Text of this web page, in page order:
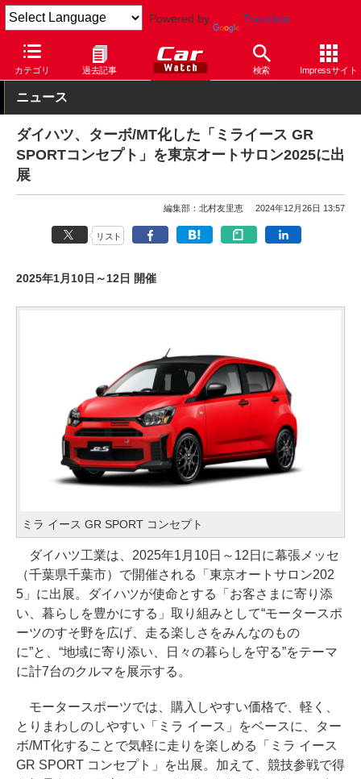
Powered by Translate
カテゴリ 過去記事 検索 Impressサイト
Car Watch イベント 東京オートサロン 2025
ニュース
ダイハツ、ターボ/MT化した「ミライース GR
SPORTコンセプト」を東京オートサロン2025に出
展
編集部：北村友里恵 2024年12月26日 13:57
リスト
2025年1月10日～12日 開催
ミラ イース GR SPORT コンセプト
ダイハツ工業は、2025年1月10日～12日に幕張メッセ
（千葉県千葉市）で開催される「東京オートサロン202
5」に出展。ダイハツが使命とする「お客さまに寄り添
い、暮らしを豊かにする」取り組みとして“モータースポ
ーツのすそ野を広げ、走る楽しさをみんなのもの
に”と、“地域に寄り添い、日々の暮らしを守る”をテーマ
に計7台のクルマを展示する。
モータースポーツでは、購入しやすい価格で、軽く、
とりまわしのしやすい「ミラ イース」をベースに、ター
ボ/MT化することで気軽に走りを楽しめる「ミラ イース
GR SPORT コンセプト」を出展。加えて、競技参戦で得